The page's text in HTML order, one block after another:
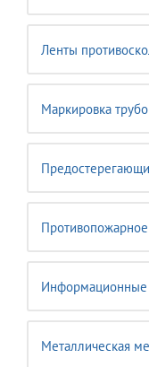
Ленты
Маркировка
Информационные
Металлическая